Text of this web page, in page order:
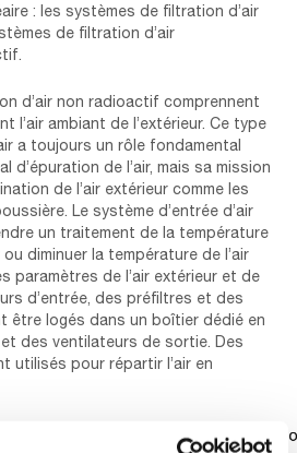
: les systèmes de filtration d’air
de filtration d’air
d’air non radioactif comprennent
l’air ambiant de l’extérieur. Ce type
a toujours un rôle fondamental
d’épuration de l’air, mais sa mission
de l’air extérieur comme les
Le système d’entrée d’air
un traitement de la température
diminuer la température de l’air
paramètres de l’air extérieur et de
d’entrée, des préfiltres et des
être logés dans un boîtier dédié en
des ventilateurs de sortie. Des
utilisés pour répartir l’air en